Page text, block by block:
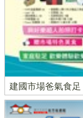
建國市場爸氣食